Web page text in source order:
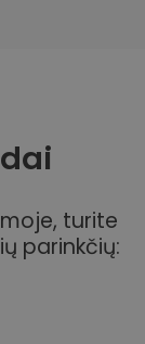
turite
parinkčių: